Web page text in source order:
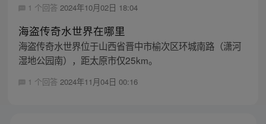
1 个回答 2024年10月02日 18:04
海盗传奇水世界在哪里
海盗传奇水世界位于山西省晋中市榆次区环城南路（潇河
湿地公园南），距太原市仅25km。
1 个回答 2024年11月04日 00:16